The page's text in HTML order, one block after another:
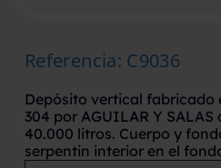
Referencia: C9036
Depósito vertical fabricado
304 por AGUILAR Y
40.000 litros. Cuerpo y
serpentin interior en el